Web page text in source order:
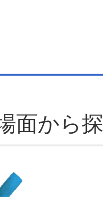
面から